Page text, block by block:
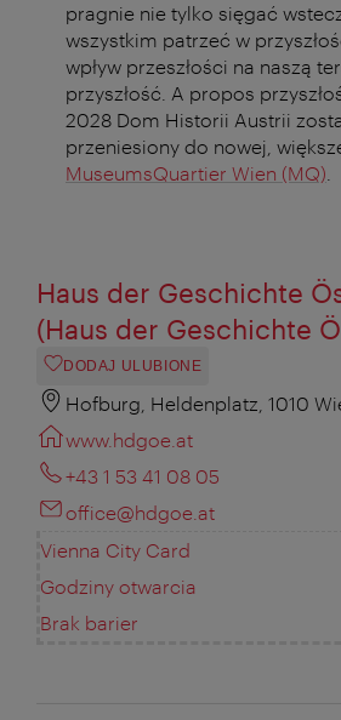
pragnie nie tylko sięgać
wszystkim patrzeć w
wpływ przeszłości na naszą
przyszłość. A propos
2028 Dom Historii Austrii
przeniesiony do nowej,
MuseumsQuartier Wien (MQ)
Haus der Geschichte
(Haus der Geschichte
DODAJ ULUBIONE
Hofburg, Heldenplatz, 1010
www.hdgoe.at
+43 1 53 41 08 05
office@hdgoe.at
Vienna City Card
Godziny otwarcia
Brak barier